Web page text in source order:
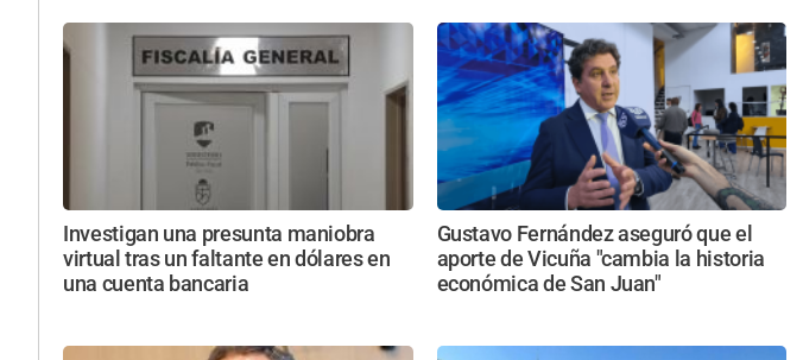
Investigan una presunta maniobra
virtual tras un faltante en dólares en
una cuenta bancaria
Gustavo Fernández aseguró que el
aporte de Vicuña "cambia la historia
económica de San Juan"